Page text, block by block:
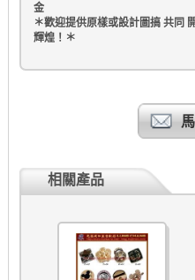
金
＊歡迎提供原樣或設計圖搞 共同
輝煌！＊
相關產品